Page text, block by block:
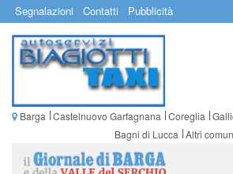
Segnalazioni Contatti Pubblicità
Barga Castelnuovo Garfagnana Coreglia
Bagni di Lucca Altri